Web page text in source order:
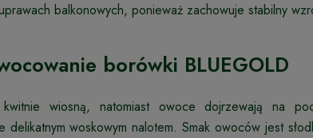
balkonowych, ponieważ zachowuje stabilny
borówki BLUEGOLD
kwitnie wiosną, natomiast owoce dojrzewają na
delikatnym woskowym nalotem. Smak owoców jest